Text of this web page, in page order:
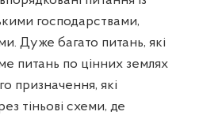
господарствами,
Дуже багато питань, які
питань по цінних землях
призначення, які
тіньові схеми, де